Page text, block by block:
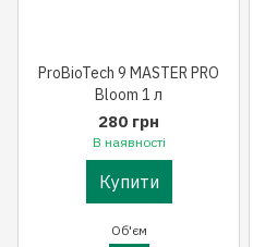
ProBioTech 9 MASTER PRO
Bloom 1 л
280 грн
В наявності
Купити
Об'єм